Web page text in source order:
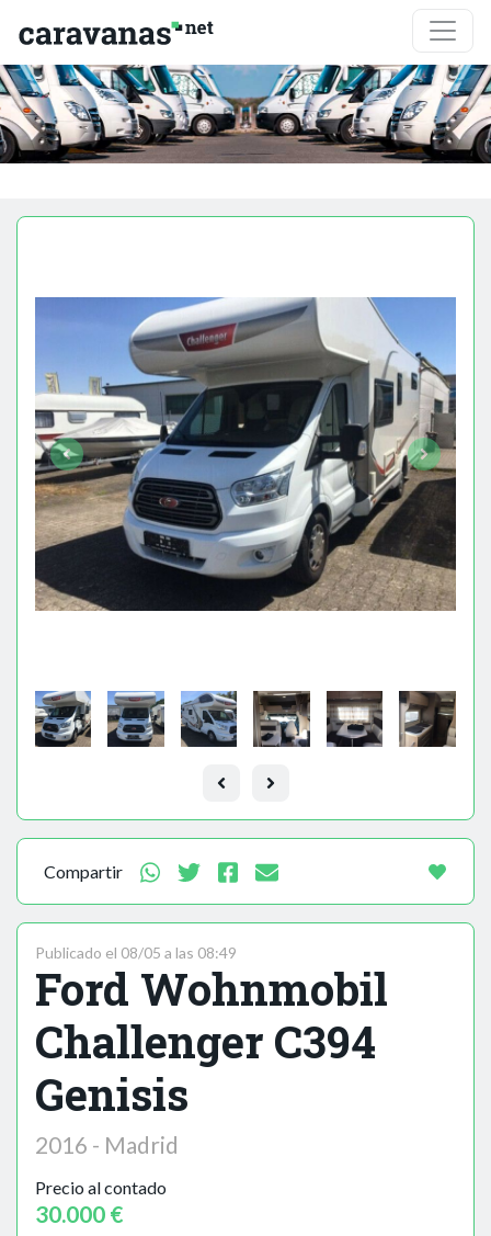
Compartir
Publicado el 08/05 a las 08:49
Ford Wohnmobil
Challenger C394
Genisis
2016 - Madrid
Precio al contado
30.000 €